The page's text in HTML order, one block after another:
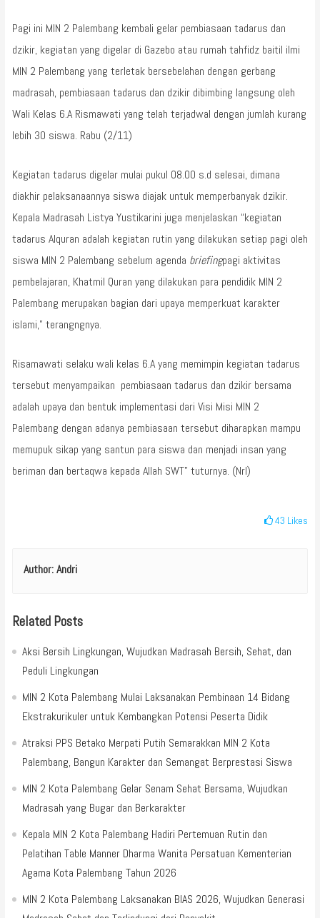
Pagi ini MIN 2 Palembang kembali gelar pembiasaan tadarus dan
dzikir, kegiatan yang digelar di Gazebo atau rumah tahfidz baitil ilmi
MIN 2 Palembang yang terletak bersebelahan dengan gerbang
madrasah, pembiasaan tadarus dan dzikir dibimbing langsung oleh
Wali Kelas 6.A Rismawati yang telah terjadwal dengan jumlah kurang
lebih 30 siswa. Rabu (2/11)
Kegiatan tadarus digelar mulai pukul 08.00 s.d selesai, dimana
diakhir pelaksanaannya siswa diajak untuk memperbanyak dzikir.
Kepala Madrasah Listya Yustikarini juga menjelaskan “kegiatan
tadarus Alquran adalah kegiatan rutin yang dilakukan setiap pagi oleh
siswa MIN 2 Palembang sebelum agenda briefingpagi aktivitas
pembelajaran, Khatmil Quran yang dilakukan para pendidik MIN 2
Palembang merupakan bagian dari upaya memperkuat karakter
islami,” terangngnya.
Risamawati selaku wali kelas 6.A yang memimpin kegiatan tadarus
tersebut menyampaikan pembiasaan tadarus dan dzikir bersama
adalah upaya dan bentuk implementasi dari Visi Misi MIN 2
Palembang dengan adanya pembiasaan tersebut diharapkan mampu
memupuk sikap yang santun para siswa dan menjadi insan yang
beriman dan bertaqwa kepada Allah SWT” tuturnya. (Nrl)
43 Likes
Author:Andri
Related Posts
Aksi Bersih Lingkungan, Wujudkan Madrasah Bersih, Sehat, dan
Peduli Lingkungan
MIN 2 Kota Palembang Mulai Laksanakan Pembinaan 14 Bidang
Ekstrakurikuler untuk Kembangkan Potensi Peserta Didik
Atraksi PPS Betako Merpati Putih Semarakkan MIN 2 Kota
Palembang, Bangun Karakter dan Semangat Berprestasi Siswa
MIN 2 Kota Palembang Gelar Senam Sehat Bersama, Wujudkan
Madrasah yang Bugar dan Berkarakter
Kepala MIN 2 Kota Palembang Hadiri Pertemuan Rutin dan
Pelatihan Table Manner Dharma Wanita Persatuan Kementerian
Agama Kota Palembang Tahun 2026
MIN 2 Kota Palembang Laksanakan BIAS 2026, Wujudkan Generasi